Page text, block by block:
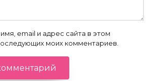
email и адрес сайта в этом
моих комментариев.